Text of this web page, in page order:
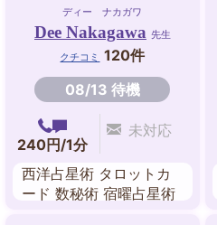
ディー ナカガワ
Dee Nakagawa 先生
クチコミ
120件
08/13 待機
240円/1分
未対応
西洋占星術 タロットカ
ード 数秘術 宿曜占星術